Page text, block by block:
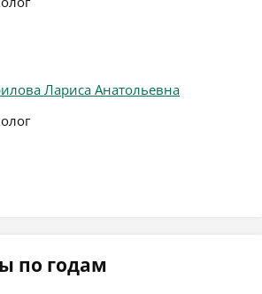
Лариса Анатольевна
по годам